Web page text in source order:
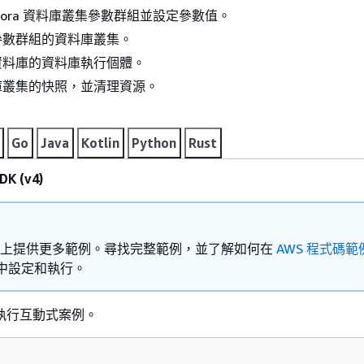
資料庫叢集參數群組並設定參數值。
群組的資料庫叢集。
庫的資料庫執行個體。
集的快照，並清理資源。
Go Java Kotlin Python Rust
(v4)
提供更多範例。尋找完整範例，並了解如何在 AWS 程式碼範
設定和執行。
互動式案例。